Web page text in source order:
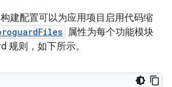
建配置可以为应用项目启用代码缩
属性为每个功能模块
规则，如下所示。